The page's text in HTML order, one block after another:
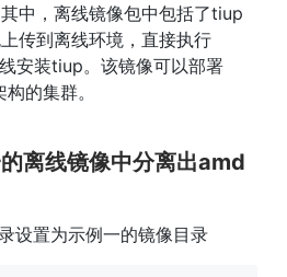
中，离线镜像包中包括了tiup
传到离线环境，直接执行
安装tiup。该镜像可以部署
的集群。
离线镜像中分离出amd
设置为示例一的镜像目录